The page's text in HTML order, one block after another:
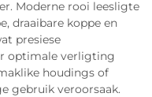
Moderne rooi leesligte
draaibare koppe en
presiese
optimale verligting
houdings of
gebruik veroorsaak.